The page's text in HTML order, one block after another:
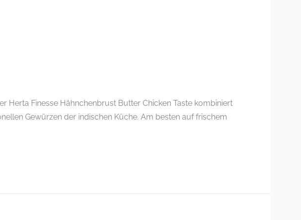
Herta Finesse Hähnchenbrust Butter Chicken Taste kombiniert
Gewürzen der indischen Küche. Am besten auf frischem